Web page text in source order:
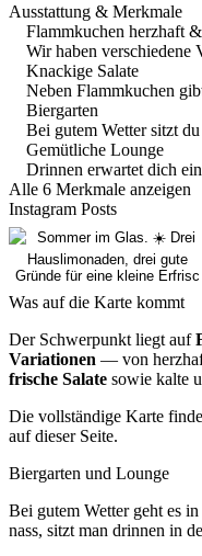
Ausstattung & Merkmale
Flammkuchen herzhaft
Wir haben
Knackige Salate
Neben Flammkuchen
Biergarten
Bei gutem Wetter sitzt
Gemütliche Lounge
Drinnen erwartet dich
Alle 6 Merkmale anzeigen
Instagram Posts
Was auf die Karte kommt
Der Schwerpunkt liegt auf
Variationen — von
frische Salate sowie kalte
Die vollständige Karte
auf dieser Seite.
Biergarten und Lounge
Bei gutem Wetter geht es in
nass, sitzt man drinnen in